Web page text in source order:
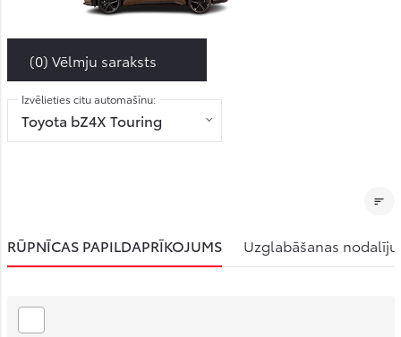
(0) Vēlmju saraksts
Izvēlieties citu automašīnu:
Toyota bZ4X Touring
RŪPNĪCAS PAPILDAPRĪKOJUMS Uzglabāšanas